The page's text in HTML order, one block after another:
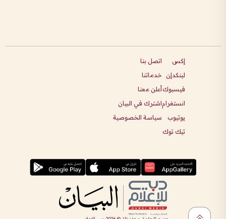
إكس
لينكدإن
فيسبوك
انستغرام
يوتيوب
تيك توك
اتصل بنا
خدماتنا
أعلن معنا
اشترك في البيان
سياسة الخصوصية